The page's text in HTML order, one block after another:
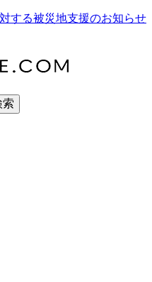
する被災地支援のお知らせ
索